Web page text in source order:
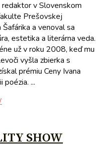
v Slovenskom
Prešovskej
a venoval sa
estetika a literárna veda.
už v roku 2008, keď mu
vyšla zbierka s
prémiu Ceny Ivana
...
SHOW